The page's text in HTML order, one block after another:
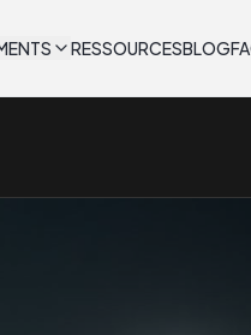
RESSOURCESBLOG